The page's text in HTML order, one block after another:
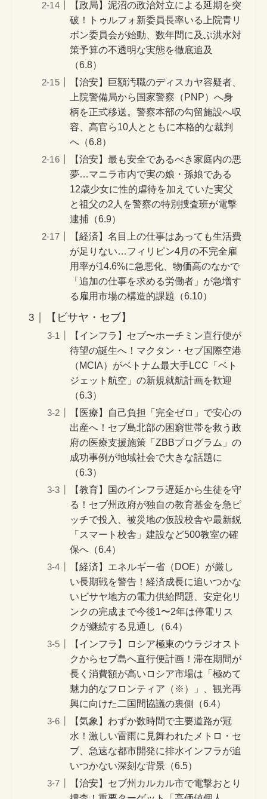
【政局】泥沼の政治対立による延期を突
破！トゥルフォ新委員長率いる上院青リ
ボン委員会が始動、数年間に及ぶ洪水対
策予算の不透明な実態を徹底追及
（6.8）
【治安】巨額汚職のディスカヤ容疑者、
上院警備局から国家警察（PNP）へ身
柄を正式移送。警察本部の勾留施設へ収
容、高官ら10人とともに本格的な裁判
へ（6.8）
【治安】最も安全であるべき家庭内の悪
夢…マニラ市内で実の娘・孫娘である
12歳少女に性的虐待を加えていた実父
と祖父の2人を警察の特別捜査班が電撃
逮捕（6.9）
【経済】名目上の仕事はあっても生活費
が足りない…フィリピン4月の不完全雇
用率が14.6%に急悪化、物価高のなかで
「追加の仕事を求める労働者」が急増す
る雇用市場の構造的課題（6.10）
【ビサヤ・セブ】
【インフラ】セブ〜ホーチミン直行便が
待望の誕生へ！マクタン・セブ国際空港
（MCIA）がベトナム最大手LCC「ベト
ジェット航空」の新規就航計画を歓迎
（6.3）
【医療】自己負担「完全ゼロ」で安心の
出産へ！セブ島北部の困窮世帯を救う政
府の医療支援施策「ZBBプログラム」の
成功事例が地域社会で大きな話題に
（6.3）
【教育】国のインフラ遅延から生徒を守
る！セブ州政府が独自の教育基金を急ピ
ッチで投入、被災地の仮設校舎や最新鋭
「スマート校舎」建設など500教室の確
保へ（6.4）
【経済】エネルギー省（DOE）が厳し
い長期戦を警告！経済成長に追いつかな
いビサヤ地方の電力供給問題、安定化リ
ンクの完成まで今後1〜2年は停電リス
クが継続する見通し（6.4）
【インフラ】ロシア極東のウラジオスト
クからセブ島へ直行便計画！滞在期間が
長く消費額が高いロシア市場は「極めて
魅力的なフロンティア（※）」、観光再
興に向けた二国間協議の裏側（6.4）
【気象】わずか数時間で主要道路が冠
水！激しい雷雨に見舞われたメトロ・セ
ブ、急速な都市開発に排水インフラが追
いつかない深刻な背景（6.5）
【治安】セブ州カルカル市で電撃おとり